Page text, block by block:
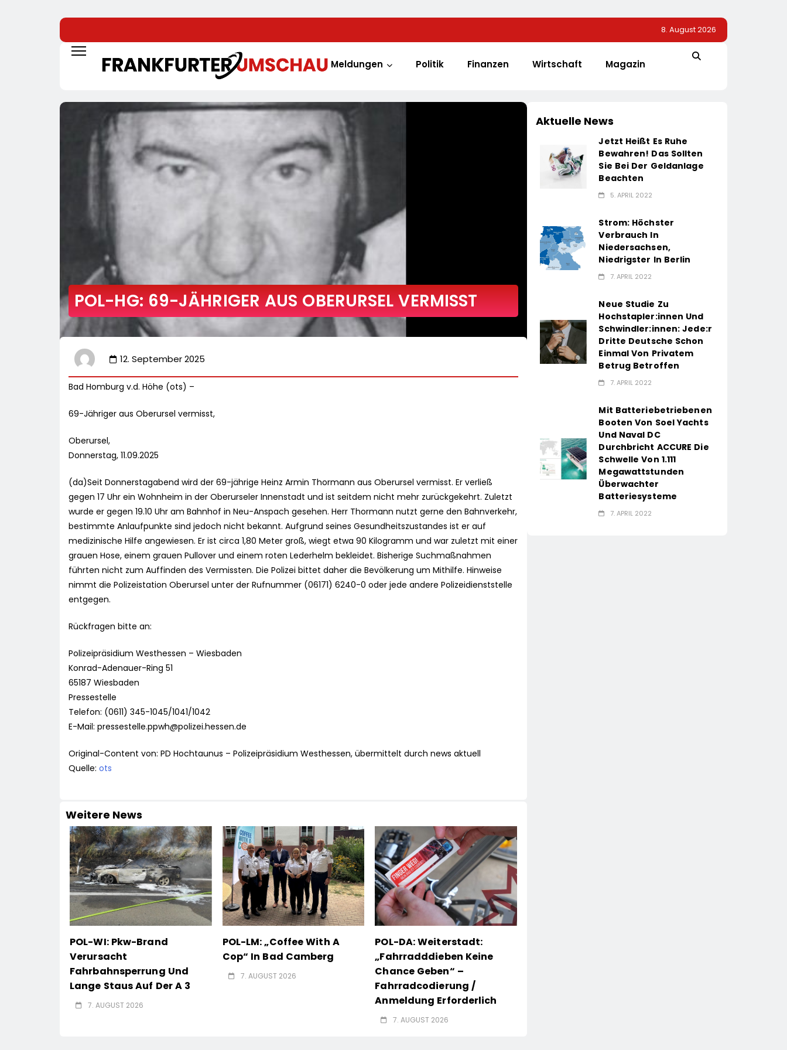
8. August 2026
Meldungen Politik Finanzen Wirtschaft Magazin
POL-HG: 69-JÄHRIGER AUS OBERURSEL VERMISST
12. September 2025
Bad Homburg v.d. Höhe (ots) –
69-Jähriger aus Oberursel vermisst,
Oberursel,
Donnerstag, 11.09.2025
(da)Seit Donnerstagabend wird der 69-jährige Heinz Armin Thormann aus Oberursel vermisst. Er verließ
gegen 17 Uhr ein Wohnheim in der Oberurseler Innenstadt und ist seitdem nicht mehr zurückgekehrt. Zuletzt
wurde er gegen 19.10 Uhr am Bahnhof in Neu-Anspach gesehen. Herr Thormann nutzt gerne den Bahnverkehr,
bestimmte Anlaufpunkte sind jedoch nicht bekannt. Aufgrund seines Gesundheitszustandes ist er auf
medizinische Hilfe angewiesen. Er ist circa 1,80 Meter groß, wiegt etwa 90 Kilogramm und war zuletzt mit einer
grauen Hose, einem grauen Pullover und einem roten Lederhelm bekleidet. Bisherige Suchmaßnahmen
führten nicht zum Auffinden des Vermissten. Die Polizei bittet daher die Bevölkerung um Mithilfe. Hinweise
nimmt die Polizeistation Oberursel unter der Rufnummer (06171) 6240-0 oder jede andere Polizeidienststelle
entgegen.
Rückfragen bitte an:
Polizeipräsidium Westhessen – Wiesbaden
Konrad-Adenauer-Ring 51
65187 Wiesbaden
Pressestelle
Telefon: (0611) 345-1045/1041/1042
E-Mail: pressestelle.ppwh@polizei.hessen.de
Original-Content von: PD Hochtaunus – Polizeipräsidium Westhessen, übermittelt durch news aktuell
Quelle: ots
Weitere News
POL-WI: Pkw-Brand
Verursacht
Fahrbahnsperrung Und
Lange Staus Auf Der A 3
7. AUGUST 2026
POL-LM: „Coffee With A
Cop“ In Bad Camberg
7. AUGUST 2026
POL-DA: Weiterstadt:
„Fahrradddieben Keine
Chance Geben“ –
Fahrradcodierung /
Anmeldung Erforderlich
7. AUGUST 2026
Aktuelle News
Jetzt Heißt Es Ruhe
Bewahren! Das Sollten
Sie Bei Der Geldanlage
Beachten
5. APRIL 2022
Strom: Höchster
Verbrauch In
Niedersachsen,
Niedrigster In Berlin
7. APRIL 2022
Neue Studie Zu
Hochstapler:innen Und
Schwindler:innen: Jede:r
Dritte Deutsche Schon
Einmal Von Privatem
Betrug Betroffen
7. APRIL 2022
Mit Batteriebetriebenen
Booten Von Soel Yachts
Und Naval DC
Durchbricht ACCURE Die
Schwelle Von 1.111
Megawattstunden
Überwachter
Batteriesysteme
7. APRIL 2022